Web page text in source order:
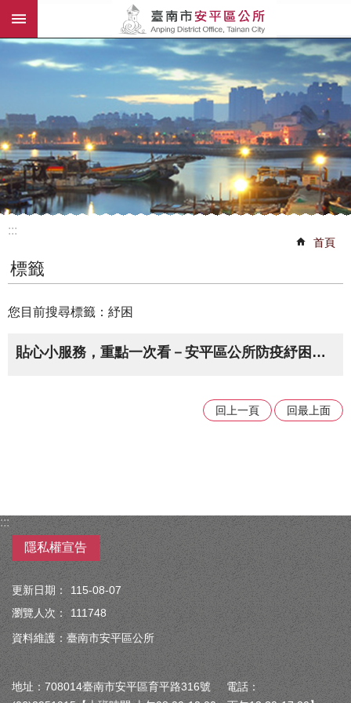
跳到主要內容區塊
:::
首頁
標籤
您目前搜尋標籤：紓困
貼心小服務，重點一次看－安平區公所防疫紓困措施受理項目(109年5月5日更新-因應行政院擴大紓困措施，針對有工作無加保者排富紓困)
回上一頁 回最上面
:::
隱私權宣告
更新日期：
115-08-07
瀏覽人次：
111748
資料維護：臺南市安平區公所
地址：708014臺南市安平區育平路316號 電話：